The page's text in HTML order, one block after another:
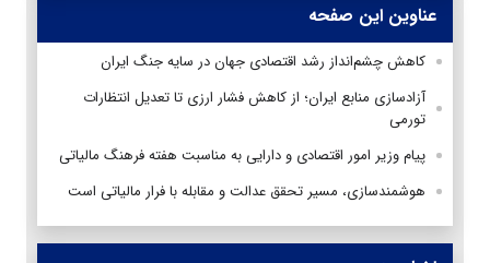
عناوین این صفحه
کاهش چشم‌انداز رشد اقتصادی جهان در سایه جنگ ایران
آزادسازی منابع ایران؛ از کاهش فشار ارزی تا تعدیل انتظارات
تورمی
پیام وزیر امور اقتصادی و دارایی به مناسبت هفته فرهنگ مالیاتی
هوشمندسازی، مسیر تحقق عدالت و مقابله با فرار مالیاتی است